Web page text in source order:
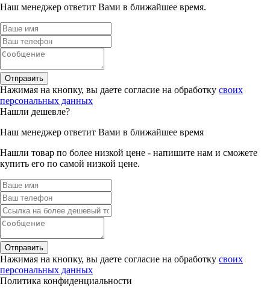
Наш менеджер ответит Вами в ближайшее время.
Отправить
Нажимая на кнопку, вы даете согласие на обработку своих
персональных данных
Нашли дешевле?
Наш менеджер ответит Вами в ближайшее время
Нашли товар по более низкой цене - напишите нам и сможете
купить его по самой низкой цене.
Отправить
Нажимая на кнопку, вы даете согласие на обработку своих
персональных данных
Политика конфиденциальности